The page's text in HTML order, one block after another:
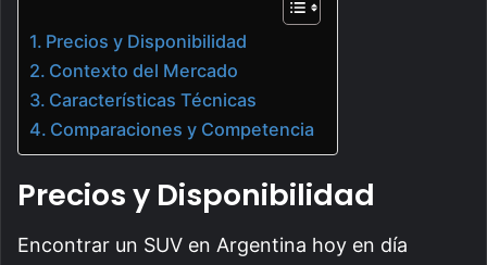
Precios y Disponibilidad
Contexto del Mercado
Características Técnicas
Comparaciones y Competencia
Precios y Disponibilidad
Encontrar un SUV en Argentina hoy en día